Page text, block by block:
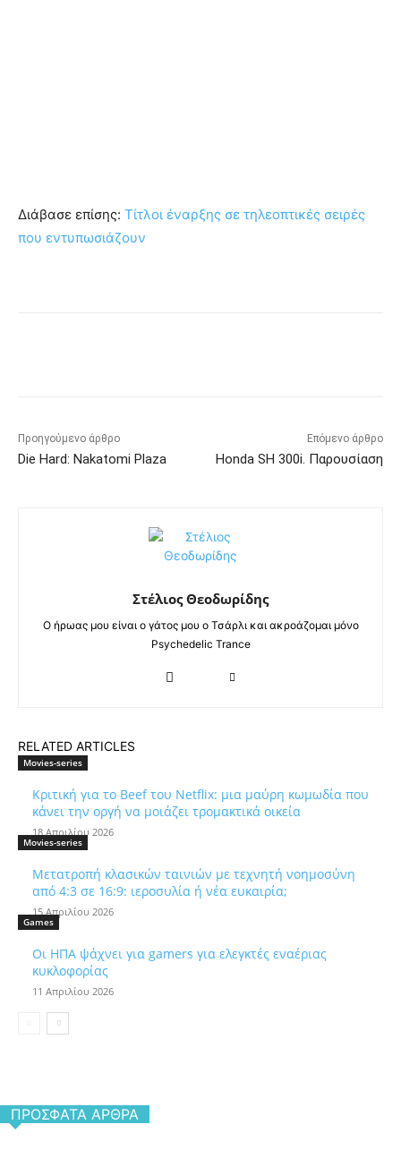
Διάβασε επίσης: Τίτλοι έναρξης σε τηλεοπτικές σειρές
που εντυπωσιάζουν
Προηγούμενο άρθρο
Die Hard: Nakatomi Plaza
Επόμενο άρθρο
Honda SH 300i. Παρουσίαση
Στέλιος Θεοδωρίδης
Ο ήρωας μου είναι ο γάτος μου ο Τσάρλι και ακροάζομαι μόνο
Psychedelic Trance
RELATED ARTICLES
Movies-series
Κριτική για το Beef του Netflix: μια μαύρη κωμωδία που
κάνει την οργή να μοιάζει τρομακτικά οικεία
18 Απριλίου 2026
Movies-series
Μετατροπή κλασικών ταινιών με τεχνητή νοημοσύνη
από 4:3 σε 16:9: ιεροσυλία ή νέα ευκαιρία;
15 Απριλίου 2026
Games
Οι ΗΠΑ ψάχνει για gamers για ελεγκτές εναέριας
κυκλοφορίας
11 Απριλίου 2026
ΠΡΌΣΦΑΤΑ ΆΡΘΡΑ